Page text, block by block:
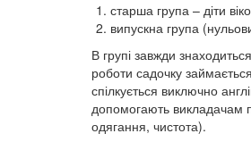
старша група – діти
випускна група
В групі завжди
роботи садочку
спілкується виключно
допомогають викладачам
одягання, чистота).